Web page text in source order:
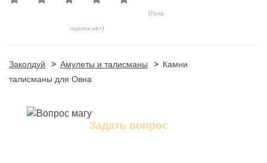
(Пока
оценок нет)
Заколдуй > Амулеты и талисманы > Камни
талисманы для Овна
Задать вопрос